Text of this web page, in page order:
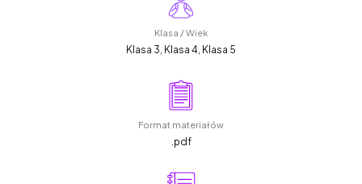
Klasa / Wiek
Klasa 3, Klasa 4, Klasa 5
Format materiałów
.pdf